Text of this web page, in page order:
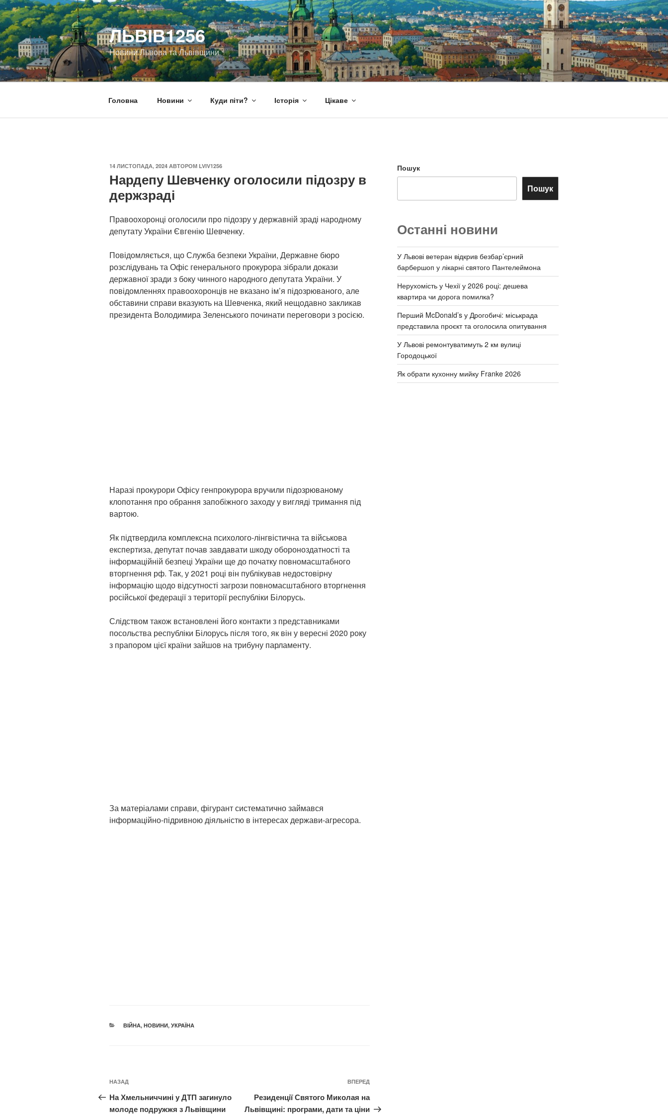
Перейти
до
вмісту
ЛЬВІВ1256
Новини Львова та Львівщини
Головна Новини Куди піти? Історія Цікаве
ОПУБЛІКОВАНО
14 ЛИСТОПАДА, 2024 АВТОРОМ LVIV1256
Нардепу Шевченку оголосили підозру в
держзраді
Правоохоронці оголосили про підозру у державній зраді народному
депутату України Євгенію Шевченку.
Повідомляється, що Служба безпеки України, Державне бюро
розслідувань та Офіс генерального прокурора зібрали докази
державної зради з боку чинного народного депутата України. У
повідомленнях правоохоронців не вказано ім’я підозрюваного, але
обставини справи вказують на Шевченка, який нещодавно закликав
президента Володимира Зеленського починати переговори з росією.
Наразі прокурори Офісу генпрокурора вручили підозрюваному
клопотання про обрання запобіжного заходу у вигляді тримання під
вартою.
Як підтвердила комплексна психолого-лінгвістична та військова
експертиза, депутат почав завдавати шкоду обороноздатності та
інформаційній безпеці України ще до початку повномасштабного
вторгнення рф. Так, у 2021 році він публікував недостовірну
інформацію щодо відсутності загрози повномасштабного вторгнення
російської федерації з території республіки Білорусь.
Слідством також встановлені його контакти з представниками
посольства республіки Білорусь після того, як він у вересні 2020 року
з прапором цієї країни зайшов на трибуну парламенту.
За матеріалами справи, фігурант систематично займався
інформаційно-підривною діяльністю в інтересах держави-агресора.
КАТЕГОРІЇ
ВІЙНА, НОВИНИ, УКРАЇНА
Навігація
записів
Попередній
запис:
НАЗАД
На Хмельниччині у ДТП загинуло
молоде подружжя з Львівщини
Наступний
запис
ВПЕРЕД
Резиденції Святого Миколая на
Львівщині: програми, дати та ціни
Пошук
Пошук
Останні новини
У Львові ветеран відкрив безбар’єрний
барбершоп у лікарні святого Пантелеймона
Нерухомість у Чехії у 2026 році: дешева
квартира чи дорога помилка?
Перший McDonald’s у Дрогобичі: міськрада
представила проєкт та оголосила опитування
У Львові ремонтуватимуть 2 км вулиці
Городоцької
Як обрати кухонну мийку Franke 2026